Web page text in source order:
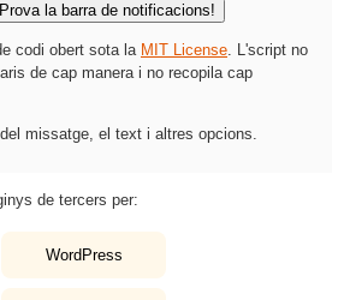
Prova la barra de notificacions!
codi obert sota la MIT License . L'script no
de cap manera i no recopila cap
missatge, el text i altres opcions.
de tercers per:
WordPress